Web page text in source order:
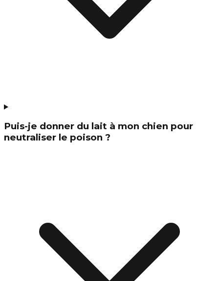
Puis-je donner du lait à mon chien pour
neutraliser le poison ?